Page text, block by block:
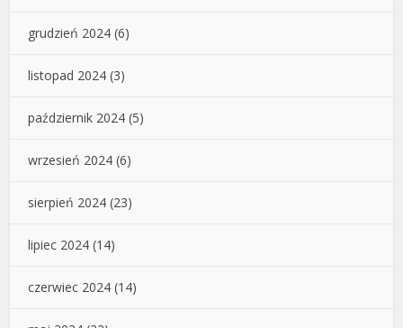
grudzień 2024 (6)
listopad 2024 (3)
październik 2024 (5)
wrzesień 2024 (6)
sierpień 2024 (23)
lipiec 2024 (14)
czerwiec 2024 (14)